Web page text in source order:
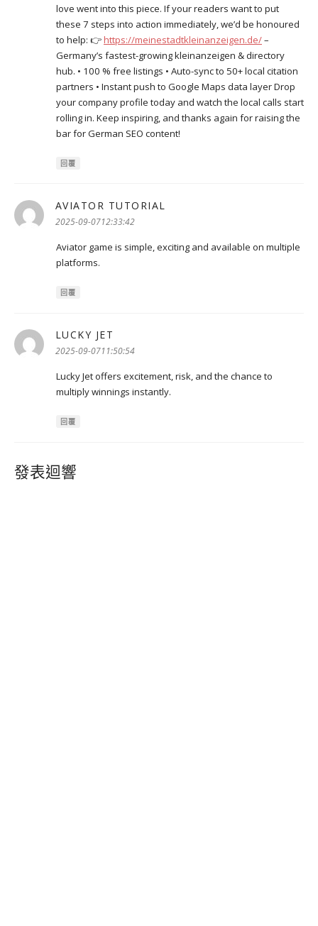
love went into this piece. If your readers want to put
these 7 steps into action immediately, we’d be honoured
to help: 👉https://meinestadtkleinanzeigen.de/–
Germany’s fastest-growing kleinanzeigen & directory
hub. • 100 % free listings • Auto-sync to 50+ local citation
partners • Instant push to Google Maps data layer Drop
your company profile today and watch the local calls start
rolling in. Keep inspiring, and thanks again for raising the
bar for German SEO content!
回覆
AVIATOR TUTORIAL
2025-09-0712:33:42
Aviator game is simple, exciting and available on multiple
platforms.
回覆
LUCKY JET
示:
2025-09-0711:50:54
Lucky Jet offers excitement, risk, and the chance to
multiply winnings instantly.
回覆
發表迴響